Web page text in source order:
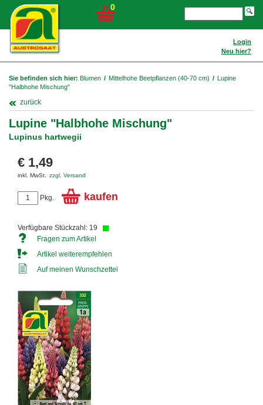
0
Login
Neu hier?
Sie befinden sich hier: Blumen / Mittelhohe Beetpflanzen (40-70 cm) / Lupine
"Halbhohe Mischung"
zurück
Lupine "Halbhohe Mischung"
Lupinus hartwegii
€ 1,49
inkl. MwSt. zzgl. Versand
Pkg. kaufen
Verfügbare Stückzahl: 19
Fragen zum Artikel
Artikel weiterempfehlen
Auf meinen Wunschzettel